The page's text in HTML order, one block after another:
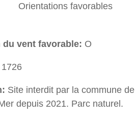
Orientations favorables
vent favorable: O
1726
Site interdit par la commune de
depuis 2021. Parc naturel.